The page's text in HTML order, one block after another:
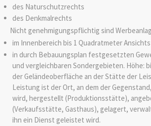
des Naturschutzrechts
des Denkmalrechts
Nicht genehmigungspflichtig sind
im Innenbereich bis 1 Quadratmeter
in durch Bebauungsplan festgesetzten
und vergleichbaren Sondergebieten. Höhe:
der Geländeoberfläche an der Stätte der
Leistung ist der Ort, an dem der
wird, hergestellt (Produktionsstätte),
(Verkaufsstätte, Gasthaus), gelagert,
ihn ein Dienst geleistet wird.